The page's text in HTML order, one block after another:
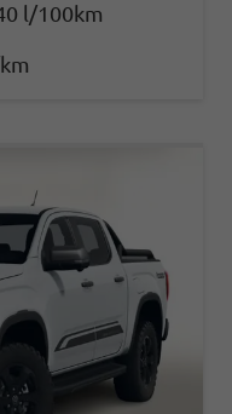
l/100km